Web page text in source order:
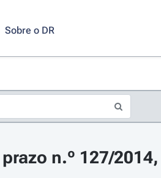
Sobre o DR
n.º 127/